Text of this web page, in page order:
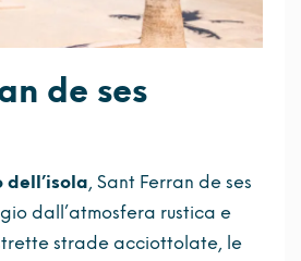
de ses
dell’isola, Sant Ferran de ses
dall’atmosfera rustica e
strade acciottolate, le